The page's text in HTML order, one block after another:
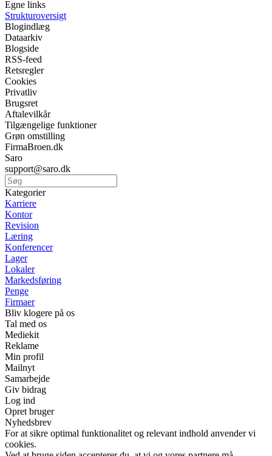
Egne links
Strukturoversigt
Blogindlæg
Dataarkiv
Blogside
RSS-feed
Retsregler
Cookies
Privatliv
Brugsret
Aftalevilkår
Tilgængelige funktioner
Grøn omstilling
FirmaBroen.dk
Saro
support@saro.dk
Kategorier
Karriere
Kontor
Revision
Læring
Konferencer
Lager
Lokaler
Markedsføring
Penge
Firmaer
Bliv klogere på os
Tal med os
Mediekit
Reklame
Min profil
Mailnyt
Samarbejde
Giv bidrag
Log ind
Opret bruger
Nyhedsbrev
For at sikre optimal funktionalitet og relevant indhold anvender vi
cookies.